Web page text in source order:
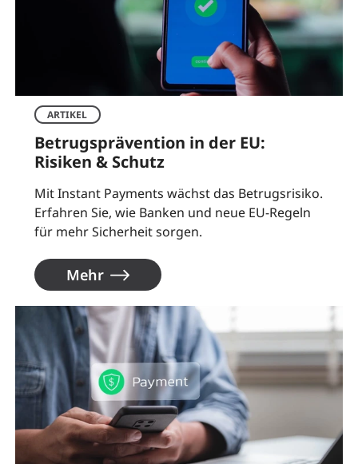
ARTIKEL
Betrugsprävention in der EU:
Risiken & Schutz
Mit Instant Payments wächst das Betrugsrisiko.
Erfahren Sie, wie Banken und neue EU-Regeln
für mehr Sicherheit sorgen.
Mehr